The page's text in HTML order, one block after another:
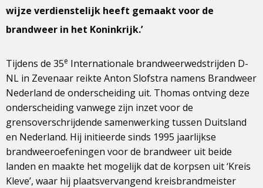
wijze verdienstelijk heeft gemaakt voor de
brandweer in het Koninkrijk.’
Tijdens de 35e Internationale brandweerwedstrijden D-
NL in Zevenaar reikte Anton Slofstra namens Brandweer
Nederland de onderscheiding uit. Thomas ontving deze
onderscheiding vanwege zijn inzet voor de
grensoverschrijdende samenwerking tussen Duitsland
en Nederland. Hij initieerde sinds 1995 jaarlijkse
brandweeroefeningen voor de brandweer uit beide
landen en maakte het mogelijk dat de korpsen uit ‘Kreis
Kleve’, waar hij plaatsvervangend kreisbrandmeister